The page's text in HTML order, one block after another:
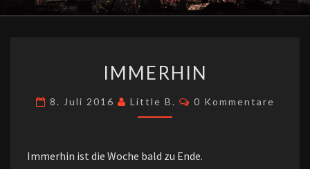
IMMERHIN
8. Juli 2016 Little B. Kommentare
0 Kommentare
Immerhin ist die Woche bald zu Ende.